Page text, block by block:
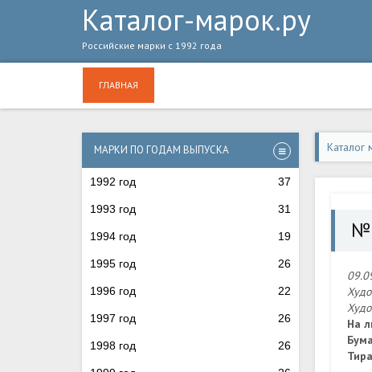
Каталог-марок.ру
Российские марки с 1992 года
ГЛАВНАЯ
МАРКИ ПО ГОДАМ ВЫПУСКА
1992 год 37
1993 год 31
1994 год 19
1995 год 26
1996 год 22
1997 год 26
1998 год 26
Каталог
№
На